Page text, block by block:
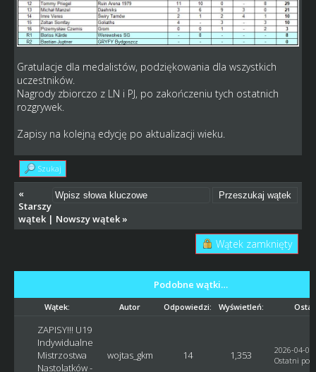
Gratulacje dla medalistów, podziękowania dla wszystkich
uczestników.
Nagrody zbiorczo z LN i PJ, po zakończeniu tych ostatnich
rozgrywek.
Zapisy na kolejną edycję po aktualizacji wieku.
Szukaj
«
Starszy
wątek| Nowszy wątek»
Wątek zamknięty
Podobne wątki…
Wątek: Autor Odpowiedzi: Wyświetleń:
ZAPISY!!! U19
Indywidualne
Mistrzostwa
Nastolatków -
wojtas_gkm 14 1,353
2026-04-
Ostatni post